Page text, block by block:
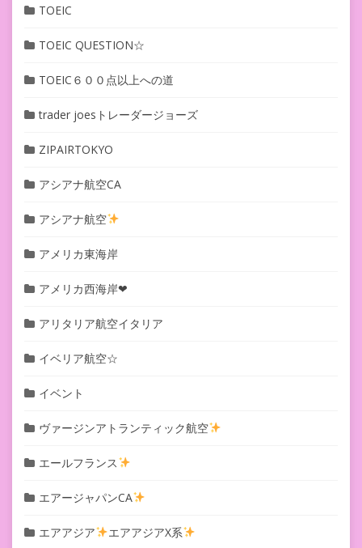
TOEIC
TOEIC QUESTION☆
TOEIC６００点以上への道
trader joesトレーダージョーズ
ZIPAIRTOKYO
アシアナ航空CA
アシアナ航空
アメリカ東海岸
アメリカ西海岸❤︎
アリタリア航空イタリア
イベリア航空☆
イベント
ヴァージンアトランティック航空
エールフランス
エアージャパンCA
エアアジア エアアジアX系